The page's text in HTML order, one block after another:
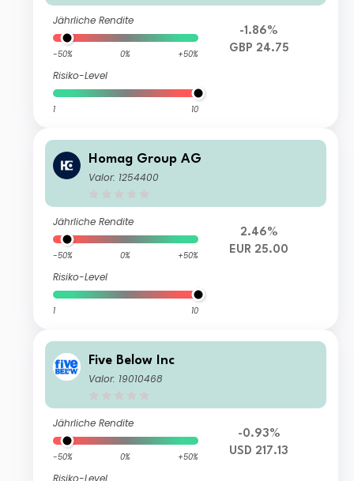
Jährliche Rendite
-50% 0% +50%
Risiko-Level
1 10
-1.86%
GBP 24.75
Homag Group AG
Valor: 1254400
Jährliche Rendite
-50% 0% +50%
Risiko-Level
1 10
2.46%
EUR 25.00
Five Below Inc
Valor: 19010468
Jährliche Rendite
-50% 0% +50%
Risiko-Level
-0.93%
USD 217.13